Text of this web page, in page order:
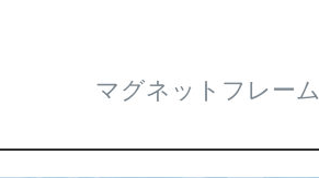
マグネットフレーム